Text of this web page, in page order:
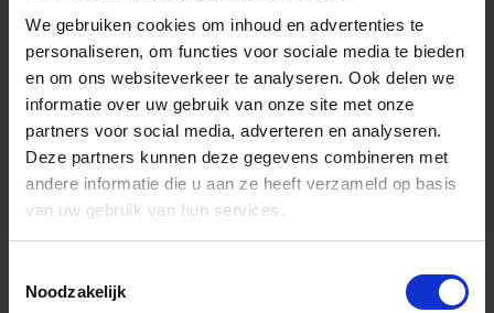
We gebruiken cookies om inhoud en advertenties te
personaliseren, om functies voor sociale media te bieden
en om ons websiteverkeer te analyseren. Ook delen we
informatie over uw gebruik van onze site met onze
partners voor social media, adverteren en analyseren.
Deze partners kunnen deze gegevens combineren met
andere informatie die u aan ze heeft verzameld op basis
van uw gebruik van hun services.
Noodzakelijk
Algemene informatie